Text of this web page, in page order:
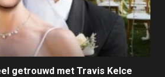
getrouwd met Travis Kelce